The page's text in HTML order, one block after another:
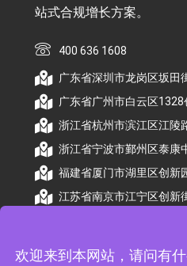
站式合规增长方案。
400 636 1608
广东省深圳市龙岗区坂田
广东省广州市白云区1328
浙江省杭州市滨江区江陵
浙江省宁波市鄞州区泰康
福建省厦门市湖里区创新
江苏省南京市江宁区创新
欢迎来到本网站，请问有